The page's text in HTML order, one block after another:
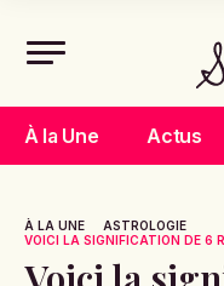
À la Une Actus
À LA UNE
ASTROLOGIE
VOICI LA SIGNIFICATION DE 6